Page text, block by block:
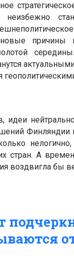
неизбежно
новые причины
идеи
Финляндии
стран. А
воздвигла бы